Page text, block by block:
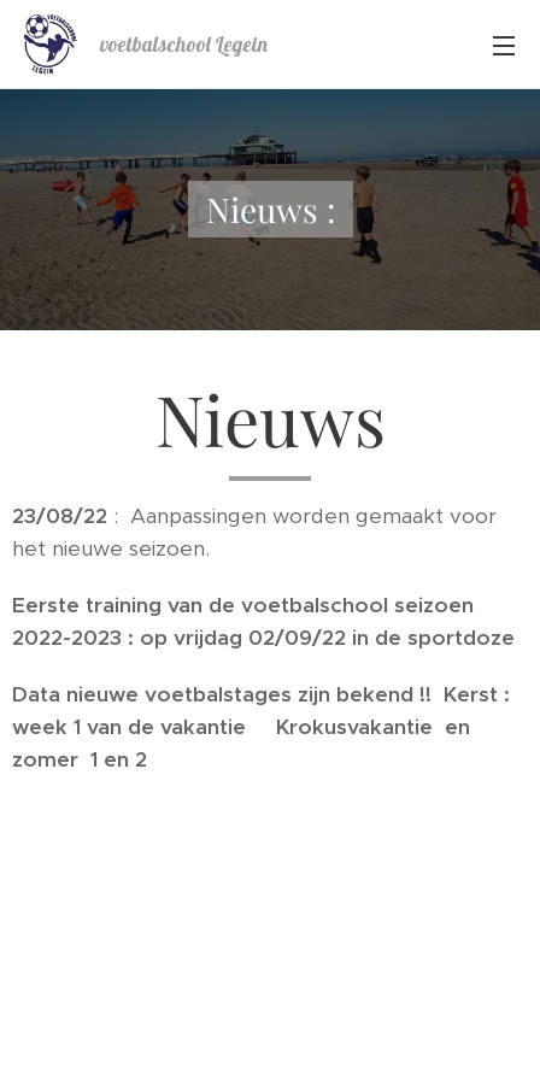
voetbalschool Legein
Nieuws :
Nieuws
23/08/22 : Aanpassingen worden gemaakt voor
het nieuwe seizoen.
Eerste training van de voetbalschool seizoen
2022-2023 : op vrijdag 02/09/22 in de sportdoze
Data nieuwe voetbalstages zijn bekend !! Kerst :
week 1 van de vakantie Krokusvakantie en
zomer 1 en 2